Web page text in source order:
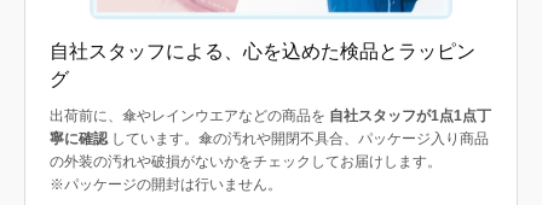
自社スタッフによる、心を込めた検品とラッピン
グ
出荷前に、傘やレインウエアなどの商品を 自社スタッフが1点1点丁
寧に確認 しています。傘の汚れや開閉不具合、パッケージ入り商品
の外装の汚れや破損がないかをチェックしてお届けします。
※パッケージの開封は行いません。